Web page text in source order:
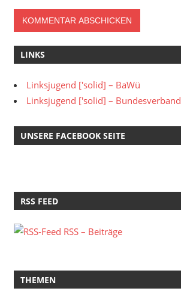
LINKS
Linksjugend ['solid] – BaWü
Linksjugend ['solid] – Bundesverband
UNSERE FACEBOOK SEITE
RSS FEED
RSS – Beiträge
THEMEN